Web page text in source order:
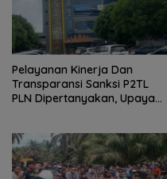
Pelayanan Kinerja Dan
Transparansi Sanksi P2TL
PLN Dipertanyakan, Upaya